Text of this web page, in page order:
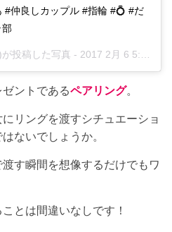
#仲良しカップル #指輪 #💍 #だ
部
投稿した写真 - 2017 2月 6 5:53午前 PST
ントであるペアリング。
リングを渡すシチュエーショ
ないでしょうか。
す瞬間を想像するだけでもワ
とは間違いなしです！